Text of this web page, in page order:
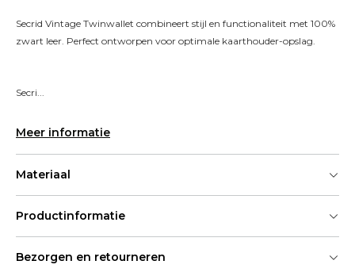
Secrid Vintage Twinwallet combineert stijl en functionaliteit met 100%
zwart leer. Perfect ontworpen voor optimale kaarthouder-opslag.
Secri...
Meer informatie
Materiaal
Productinformatie
Bezorgen en retourneren